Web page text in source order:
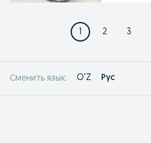
1 2 3
Сменить язык: O'Z Рус